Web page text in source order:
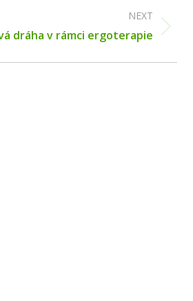
NEXT
dráha v rámci ergoterapie